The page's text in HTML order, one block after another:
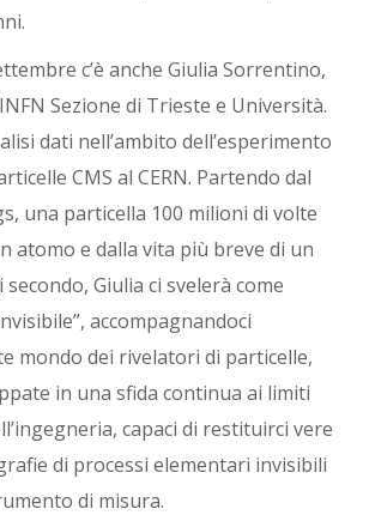
c’è anche Giulia Sorrentino,
Sezione di Trieste e Università.
dati nell’ambito dell’esperimento
CMS al CERN. Partendo dal
una particella 100 milioni di volte
atomo e dalla vita più breve di un
Giulia ci svelerà come
accompagnandoci
mondo dei rivelatori di particelle,
in una sfida continua ai limiti
capaci di restituirci vere
di processi elementari invisibili
di misura.